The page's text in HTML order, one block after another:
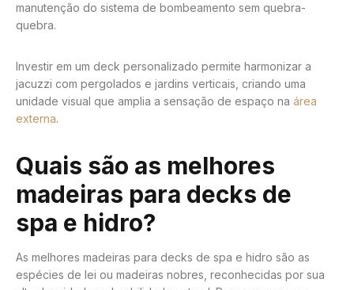
manutenção do sistema de bombeamento sem quebra-
quebra.
Investir em um deck personalizado permite harmonizar a
jacuzzi com pergolados e jardins verticais, criando uma
unidade visual que amplia a sensação de espaço na área
externa.
Quais são as melhores
madeiras para decks de
spa e hidro?
As melhores madeiras para decks de spa e hidro são as
espécies de lei ou madeiras nobres, reconhecidas por sua